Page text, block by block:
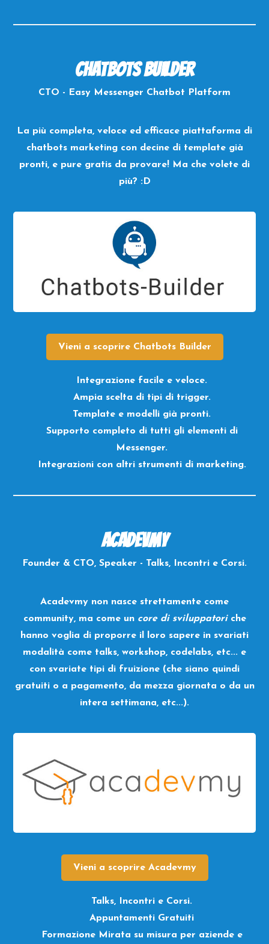
Chatbots Builder
CTO - Easy Messenger Chatbot Platform
La più completa, veloce ed efficace piattaforma di
chatbots marketing con decine di template già
pronti, e pure gratis da provare! Ma che volete di
più? :D
Vieni a scoprire Chatbots Builder
Integrazione facile e veloce.
Ampia scelta di tipi di trigger.
Template e modelli già pronti.
Supporto completo di tutti gli elementi di
Messenger.
Integrazioni con altri strumenti di marketing.
Acadevmy
Founder & CTO, Speaker - Talks, Incontri e Corsi.
Acadevmy non nasce strettamente come
community, ma come un core di sviluppatoriche
hanno voglia di proporre il loro sapere in svariati
modalità come talks, workshop, codelabs, etc... e
con svariate tipi di fruizione (che siano quindi
gratuiti o a pagamento, da mezza giornata o da un
intera settimana, etc...).
Vieni a scoprire Acadevmy
Talks, Incontri e Corsi.
Appuntamenti Gratuiti
Formazione Mirata su misura per aziende e